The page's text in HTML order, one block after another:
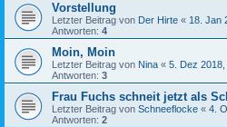
Vorstellung
Letzter Beitrag von Der Hirte « 18. Jan
Antworten: 4
Moin, Moin
Letzter Beitrag von Nina « 5. Dez 2018,
Antworten: 3
Frau Fuchs schneit jetzt als
Letzter Beitrag von Schneeflocke « 4.
Antworten: 2